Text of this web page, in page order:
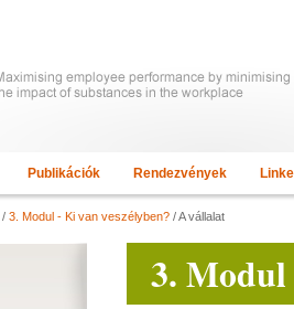
Publikációk Rendezvények
/ 3. Modul - Ki van veszélyben? / A vállalat
3. Modul